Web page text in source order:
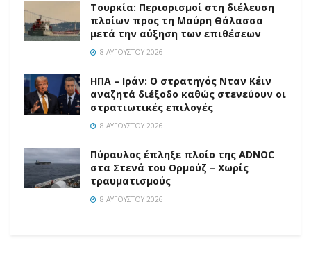
Τουρκία: Περιορισμοί στη διέλευση
πλοίων προς τη Μαύρη Θάλασσα
μετά την αύξηση των επιθέσεων
8 ΑΥΓΟΎΣΤΟΥ 2026
ΗΠΑ – Ιράν: Ο στρατηγός Νταν Κέιν
αναζητά διέξοδο καθώς στενεύουν οι
στρατιωτικές επιλογές
8 ΑΥΓΟΎΣΤΟΥ 2026
Πύραυλος έπληξε πλοίο της ADNOC
στα Στενά του Ορμούζ – Χωρίς
τραυματισμούς
8 ΑΥΓΟΎΣΤΟΥ 2026